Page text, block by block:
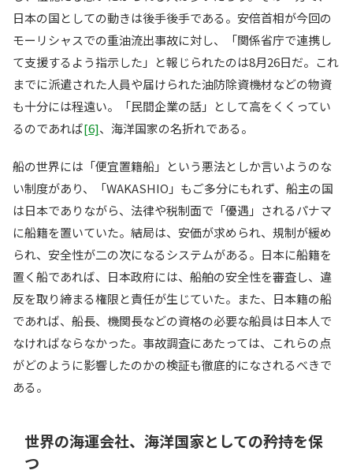
日本の国としての動きは後手後手である。安倍首相が今回の
モーリシャスでの重油流出事故に対し、「関係省庁で連携し
て支援するよう指示した」と報じられたのは8月26日だ。これ
までに派遣された人員や届けられた油防除資機材などの物資
も十分には程遠い。「民間企業の話」として高をくくってい
るのであれば[6]、海洋国家の名折れである。
船の世界には「便宜置籍船」という悪法としか言いようのな
い制度があり、「WAKASHIO」もご多分にもれず、船主の国
は日本でありながら、法律や税制面で「優遇」されるパナマ
に船籍を置いていた。結局は、安価が求められ、規制が緩め
られ、安全性が二の次になるシステムがある。日本に船籍を
置く船であれば、日本政府には、船舶の安全性を審査し、違
反を取り締まる権限と責任が生じていた。また、日本籍の船
であれば、船長、機関長などの資格の必要な船員は日本人で
なければならなかった。事故調査にあたっては、これらの点
がどのように影響したのかの検証も徹底的になされるべきで
ある。
世界の海運会社、海洋国家としての矜持を保
つ